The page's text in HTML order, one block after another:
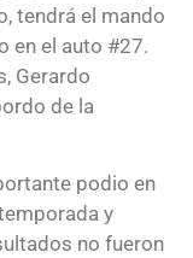
tendrá el mando
en el auto #27.
Gerardo
de la
podio en
y
no fueron